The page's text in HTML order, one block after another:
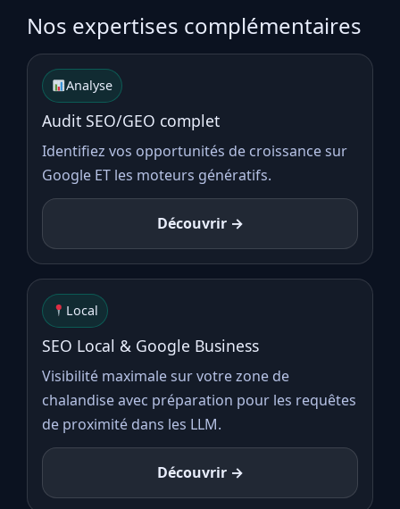
Nos expertises complémentaires
Analyse
Audit SEO/GEO complet
Identifiez vos opportunités de croissance sur
Google ET les moteurs génératifs.
Découvrir →
Local
SEO Local & Google Business
Visibilité maximale sur votre zone de
chalandise avec préparation pour les requêtes
de proximité dans les LLM.
Découvrir →